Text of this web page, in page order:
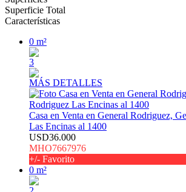
Superficie Total
Características
0 m²
3
MÁS DETALLES
Casa en Venta en General Rodriguez,
Las Encinas al 1400
USD36.000
MHO7667976
+/- Favorito
0 m²